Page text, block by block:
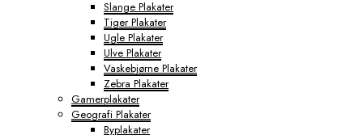
Slange Plakater
Tiger Plakater
Ugle Plakater
Ulve Plakater
Vaskebjørne Plakater
Zebra Plakater
Gamerplakater
Geografi Plakater
Byplakater